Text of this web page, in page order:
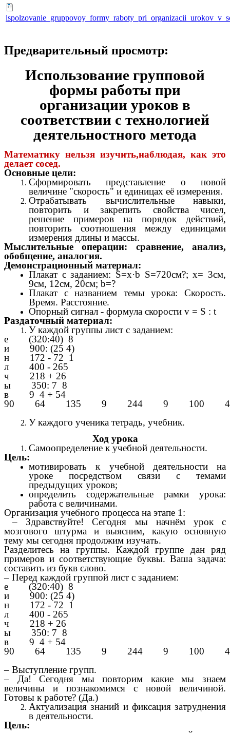
Предварительный просмотр:
Использование групповой
формы работы при
организации уроков в
соответствии с технологией
деятельностного метода
Математику нельзя изучить,наблюдая, как это
делает сосед.
Основные цели:
Сформировать представление о новой
величине "скорость" и единицах её измерения.
Отрабатывать вычислительные навыки,
повторить и закрепить свойства чисел,
решение примеров на порядок действий,
повторить соотношения между единицами
измерения длины и массы.
Мыслительные операции: сравнение, анализ,
обобщение, аналогия.
Демонстрационный материал:
Плакат с заданием: S=x·b S=720см?; x= 3см,
9см, 12см, 20см; b=?
Плакат с названием темы урока: Скорость.
Время. Расстояние.
Опорный сигнал - формула скорости v = S : t
Раздаточный материал:
У каждой группы лист с заданием:
е (320:40) 8
и 900: (25 4)
н 172 - 72 1
л 400 - 265
ч 218 + 26
ы 350: 7 8
в 9 4 + 54
90 64 135 9 244 9 100
У каждого ученика тетрадь, учебник.
Ход урока
Самоопределение к учебной деятельности.
Цель:
мотивировать к учебной деятельности на
уроке посредством связи с темами
предыдущих уроков;
определить содержательные рамки урока:
работа с величинами.
Организация учебного процесса на этапе 1:
– Здравствуйте! Сегодня мы начнём урок с
мозгового штурма и выясним, какую основную
тему мы сегодня продолжим изучать.
Разделитесь на группы. Каждой группе дан ряд
примеров и соответствующие буквы. Ваша задача:
составить из букв слово.
– Перед каждой группой лист с заданием:
е (320:40) 8
и 900: (25 4)
н 172 - 72 1
л 400 - 265
ч 218 + 26
ы 350: 7 8
в 9 4 + 54
90 64 135 9 244 9 100
– Выступление групп.
– Да! Сегодня мы повторим какие мы знаем
величины и познакомимся с новой величиной.
Готовы к работе? (Да.)
Актуализация знаний и фиксация затруднения
в деятельности.
Цель: